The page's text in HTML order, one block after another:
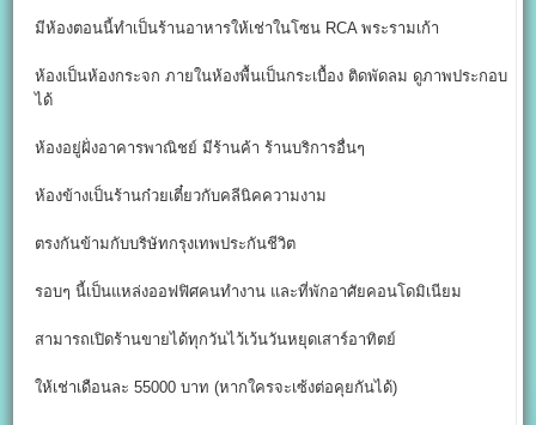
มีห้องตอนนี้ทำเป็นร้านอาหารให้เช่าในโซน RCA พระรามเก้า
ห้องเป็นห้องกระจก ภายในห้องพื้นเป็นกระเบื้อง ติดพัดลม ดูภาพประกอบ
ได้
ห้องอยู่ฝั่งอาคารพาณิชย์ มีร้านค้า ร้านบริการอื่นๆ
ห้องข้างเป็นร้านก๋วยเตี๋ยวกับคลีนิคความงาม
ตรงกันข้ามกับบริษัทกรุงเทพประกันชีวิต
รอบๆ นี้เป็นแหล่งออฟฟิศคนทำงาน และที่พักอาศัยคอนโดมิเนียม
สามารถเปิดร้านขายได้ทุกวันไว้เว้นวันหยุดเสาร์อาทิตย์
ให้เช่าเดือนละ 55000 บาท (หากใครจะเซ้งต่อคุยกันได้)